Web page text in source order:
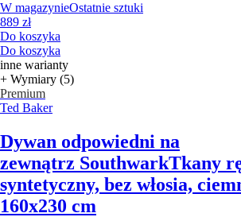
W magazynieOstatnie sztuki
889 zł
Do koszyka
Do koszyka
inne warianty
+ Wymiary (5)
Premium
Ted Baker
Dywan odpowiedni na
zewnątrz SouthwarkTkany
syntetyczny, bez włosia,
160x230 cm